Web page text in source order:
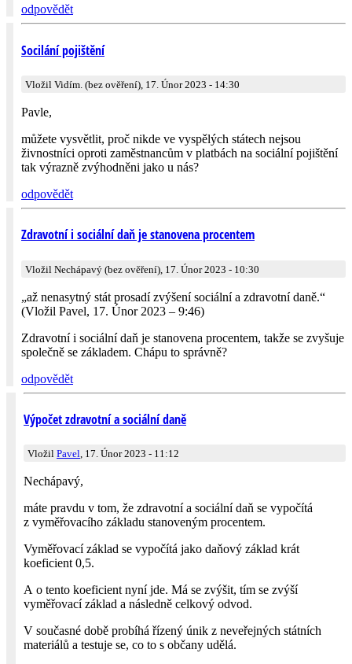
odpovědět
Socilání pojištění
Vložil Vidím. (bez ověření), 17. Únor 2023 - 14:30
Pavle,
můžete vysvětlit, proč nikde ve vyspělých státech nejsou
živnostníci oproti zaměstnancům v platbách na sociální pojištění
tak výrazně zvýhodněni jako u nás?
odpovědět
Zdravotní i sociální daň je stanovena procentem
Vložil Nechápavý (bez ověření), 17. Únor 2023 - 10:30
„až nenasytný stát prosadí zvýšení sociální a zdravotní daně.“
(Vložil Pavel, 17. Únor 2023 – 9:46)
Zdravotní i sociální daň je stanovena procentem, takže se zvyšuje
společně se základem. Chápu to správně?
odpovědět
Výpočet zdravotní a sociální daně
Vložil Pavel, 17. Únor 2023 - 11:12
Nechápavý,
máte pravdu v tom, že zdravotní a sociální daň se vypočítá
z vyměřovacího základu stanoveným procentem.
Vyměřovací základ se vypočítá jako daňový základ krát
koeficient 0,5.
A o tento koeficient nyní jde. Má se zvýšit, tím se zvýší
vyměřovací základ a následně celkový odvod.
V současné době probíhá řízený únik z neveřejných státních
materiálů a testuje se, co to s občany udělá.